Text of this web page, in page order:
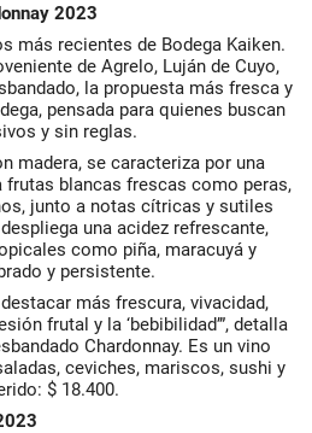
2023
más recientes de Bodega Kaiken.
de Agrelo, Luján de Cuyo,
la propuesta más fresca y
pensada para quienes buscan
y sin reglas.
madera, se caracteriza por una
frutas blancas frescas como peras,
junto a notas cítricas y sutiles
una acidez refrescante,
como piña, maracuyá y
y persistente.
más frescura, vivacidad,
frutal y la ‘bebibilidad’”, detalla
Chardonnay. Es un vino
ceviches, mariscos, sushi y
$ 18.400.